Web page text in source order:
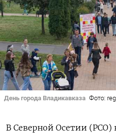
День города Владикавказа Фото:
В Северной Осетии (РСО)